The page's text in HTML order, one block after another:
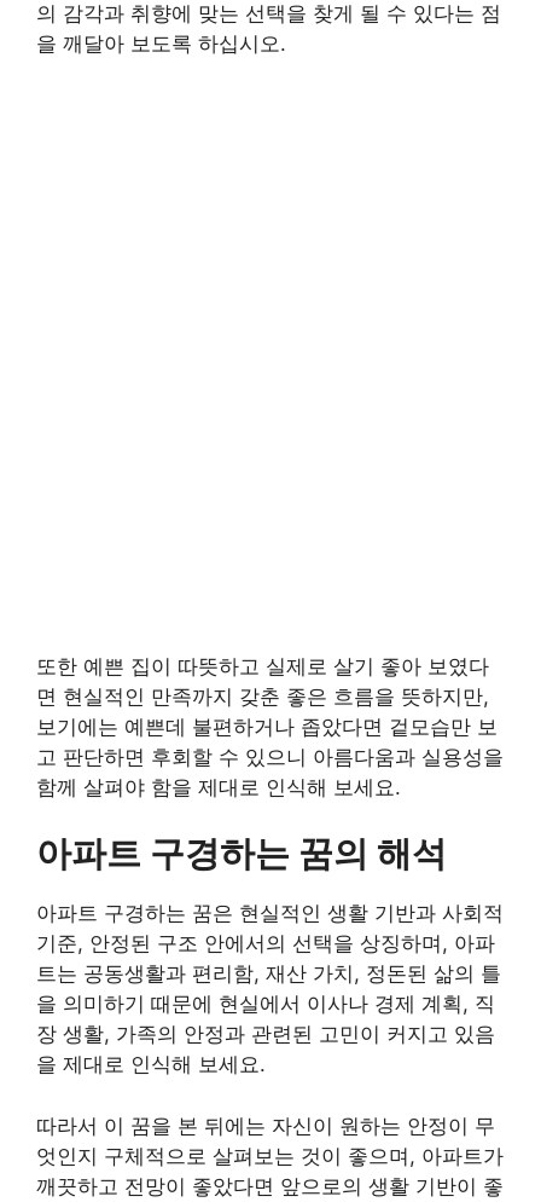
의 감각과 취향에 맞는 선택을 찾게 될 수 있다는 점
을 깨달아 보도록 하십시오.
또한 예쁜 집이 따뜻하고 실제로 살기 좋아 보였다
면 현실적인 만족까지 갖춘 좋은 흐름을 뜻하지만,
보기에는 예쁜데 불편하거나 좁았다면 겉모습만 보
고 판단하면 후회할 수 있으니 아름다움과 실용성을
함께 살펴야 함을 제대로 인식해 보세요.
아파트 구경하는 꿈의 해석
아파트 구경하는 꿈은 현실적인 생활 기반과 사회적
기준, 안정된 구조 안에서의 선택을 상징하며, 아파
트는 공동생활과 편리함, 재산 가치, 정돈된 삶의 틀
을 의미하기 때문에 현실에서 이사나 경제 계획, 직
장 생활, 가족의 안정과 관련된 고민이 커지고 있음
을 제대로 인식해 보세요.
따라서 이 꿈을 본 뒤에는 자신이 원하는 안정이 무
엇인지 구체적으로 살펴보는 것이 좋으며, 아파트가
깨끗하고 전망이 좋았다면 앞으로의 생활 기반이 좋